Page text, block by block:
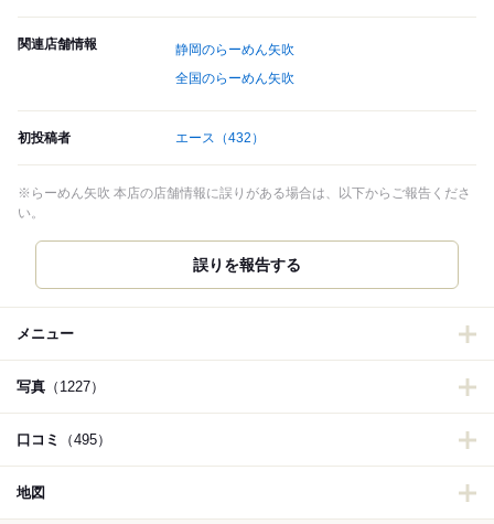
関連店舗情報
静岡のらーめん矢吹
全国のらーめん矢吹
初投稿者 エース （432）
※らーめん矢吹 本店の店舗情報に誤りがある場合は、以下からご報告くださ
い。
誤りを報告する
メニュー
写真 （1227）
口コミ （495）
地図